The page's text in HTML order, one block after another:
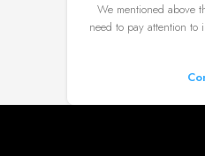
We mentioned above
need to pay attention